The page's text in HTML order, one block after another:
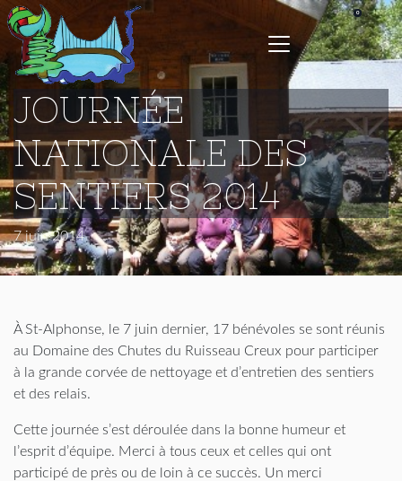
JOURNÉE
NATIONALE DES
SENTIERS 2014
7 juin 2014
À St-Alphonse, le 7 juin dernier, 17 bénévoles se sont réunis
au Domaine des Chutes du Ruisseau Creux pour participer
à la grande corvée de nettoyage et d’entretien des sentiers
et des relais.
Cette journée s’est déroulée dans la bonne humeur et
l’esprit d’équipe. Merci à tous ceux et celles qui ont
participé de près ou de loin à ce succès. Un merci